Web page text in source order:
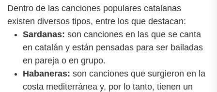
Dentro de las canciones populares catalanas
existen diversos tipos, entre los que destacan:
Sardanas: son canciones en las que se canta
en catalán y están pensadas para ser bailadas
en pareja o en grupo.
Habaneras: son canciones que surgieron en la
costa mediterránea y, por lo tanto, tienen un